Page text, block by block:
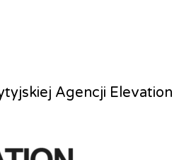
Agencji Elevation